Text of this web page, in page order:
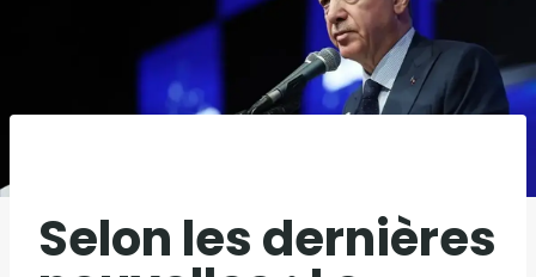
Selon les dernières